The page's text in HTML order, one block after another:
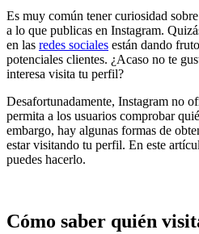
Es muy común tener curiosidad
a lo que publicas en Instagram.
en las redes sociales están dando
potenciales clientes. ¿Acaso no te
interesa visita tu perfil?
Desafortunadamente, Instagram no
permita a los usuarios comprobar
embargo, hay algunas formas de
estar visitando tu perfil. En este
puedes hacerlo.
Cómo saber quién